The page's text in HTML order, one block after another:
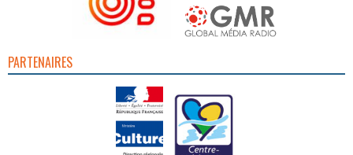
PARTENAIRES